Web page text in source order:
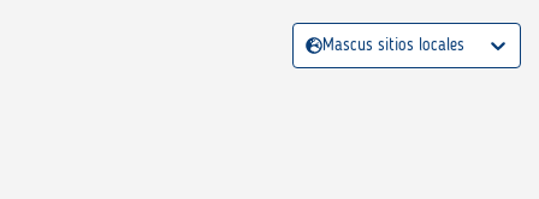
Mascus sitios locales